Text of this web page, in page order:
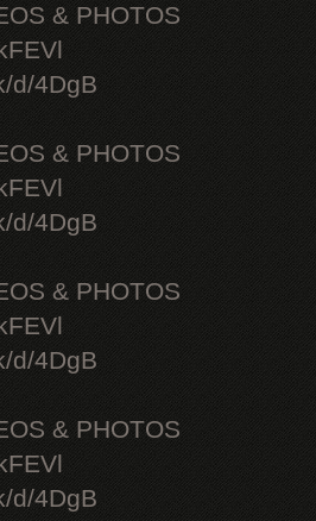
& PHOTOS
d/4DgB
& PHOTOS
d/4DgB
& PHOTOS
d/4DgB
& PHOTOS
d/4DgB